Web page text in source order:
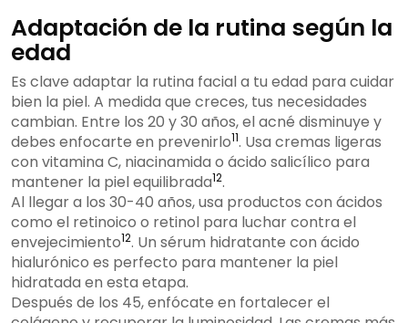
Adaptación de la rutina según la
edad
Es clave adaptar la rutina facial a tu edad para cuidar
bien la piel. A medida que creces, tus necesidades
cambian. Entre los 20 y 30 años, el acné disminuye y
debes enfocarte en prevenirlo11. Usa cremas ligeras
con vitamina C, niacinamida o ácido salicílico para
mantener la piel equilibrada12.
Al llegar a los 30-40 años, usa productos con ácidos
como el retinoico o retinol para luchar contra el
envejecimiento12. Un sérum hidratante con ácido
hialurónico es perfecto para mantener la piel
hidratada en esta etapa.
Después de los 45, enfócate en fortalecer el